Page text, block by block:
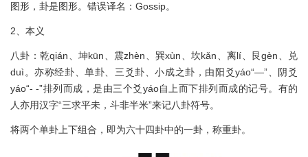
图形，卦是图形。错误译名：Gossip。
2、本义
八卦：乾qián、坤kūn、震zhèn、巽xùn、坎kǎn、离lí、艮gèn、兑
duì。亦称经卦、单卦、三爻卦、小成之卦，由阳爻yáo“—”、阴爻
yáo“- -”排列而成，是由三个爻yáo自上而下排列而成的记号。有的
人亦用汉字“三求平未，斗非半米”来记八卦符号。
将两个单卦上下组合，即为六十四卦中的一卦，称重卦。